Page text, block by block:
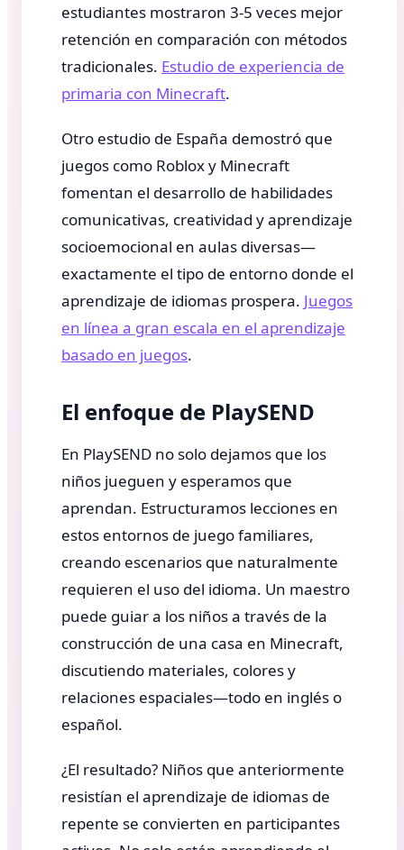
estudiantes mostraron 3-5 veces mejor
retención en comparación con métodos
tradicionales. Estudio de experiencia de
primaria con Minecraft.
Otro estudio de España demostró que
juegos como Roblox y Minecraft
fomentan el desarrollo de habilidades
comunicativas, creatividad y aprendizaje
socioemocional en aulas diversas—
exactamente el tipo de entorno donde el
aprendizaje de idiomas prospera. Juegos
en línea a gran escala en el aprendizaje
basado en juegos.
El enfoque de PlaySEND
En PlaySEND no solo dejamos que los
niños jueguen y esperamos que
aprendan. Estructuramos lecciones en
estos entornos de juego familiares,
creando escenarios que naturalmente
requieren el uso del idioma. Un maestro
puede guiar a los niños a través de la
construcción de una casa en Minecraft,
discutiendo materiales, colores y
relaciones espaciales—todo en inglés o
español.
¿El resultado? Niños que anteriormente
resistían el aprendizaje de idiomas de
repente se convierten en participantes